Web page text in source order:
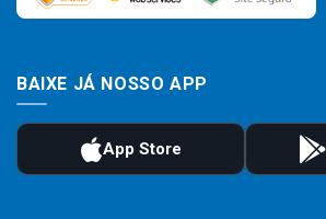
BAIXE JÁ NOSSO APP